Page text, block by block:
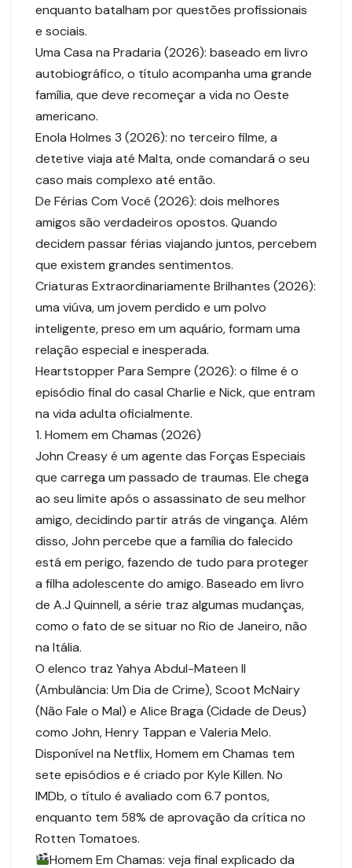
enquanto batalham por questões profissionais
e sociais.
Uma Casa na Pradaria (2026): baseado em livro
autobiográfico, o título acompanha uma grande
família, que deve recomeçar a vida no Oeste
americano.
Enola Holmes 3 (2026): no terceiro filme, a
detetive viaja até Malta, onde comandará o seu
caso mais complexo até então.
De Férias Com Você (2026): dois melhores
amigos são verdadeiros opostos. Quando
decidem passar férias viajando juntos, percebem
que existem grandes sentimentos.
Criaturas Extraordinariamente Brilhantes (2026):
uma viúva, um jovem perdido e um polvo
inteligente, preso em um aquário, formam uma
relação especial e inesperada.
Heartstopper Para Sempre (2026): o filme é o
episódio final do casal Charlie e Nick, que entram
na vida adulta oficialmente.
1. Homem em Chamas (2026)
John Creasy é um agente das Forças Especiais
que carrega um passado de traumas. Ele chega
ao seu limite após o assassinato de seu melhor
amigo, decidindo partir atrás de vingança. Além
disso, John percebe que a família do falecido
está em perigo, fazendo de tudo para proteger
a filha adolescente do amigo. Baseado em livro
de A.J Quinnell, a série traz algumas mudanças,
como o fato de se situar no Rio de Janeiro, não
na Itália.
O elenco traz Yahya Abdul-Mateen II
(Ambulância: Um Dia de Crime), Scoot McNairy
(Não Fale o Mal) e Alice Braga (Cidade de Deus)
como John, Henry Tappan e Valeria Melo.
Disponível na Netflix, Homem em Chamas tem
sete episódios e é criado por Kyle Killen. No
IMDb, o título é avaliado com 6.7 pontos,
enquanto tem 58% de aprovação da crítica no
Rotten Tomatoes.
Homem Em Chamas: veja final explicado da